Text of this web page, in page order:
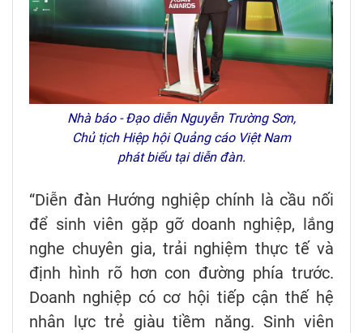
Nhà báo - Đạo diễn Nguyễn Trường Sơn,
Chủ tịch Hiệp hội Quảng cáo Việt Nam
phát biểu tại diễn đàn.
“Diễn đàn Hướng nghiệp chính là cầu nối
để sinh viên gặp gỡ doanh nghiệp, lắng
nghe chuyên gia, trải nghiệm thực tế và
định hình rõ hơn con đường phía trước.
Doanh nghiệp có cơ hội tiếp cận thế hệ
nhân lực trẻ giàu tiềm năng. Sinh viên